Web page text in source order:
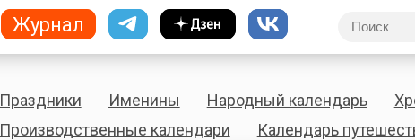
Праздники Именины Народный календарь
Производственные календари
Календарь
Журнал